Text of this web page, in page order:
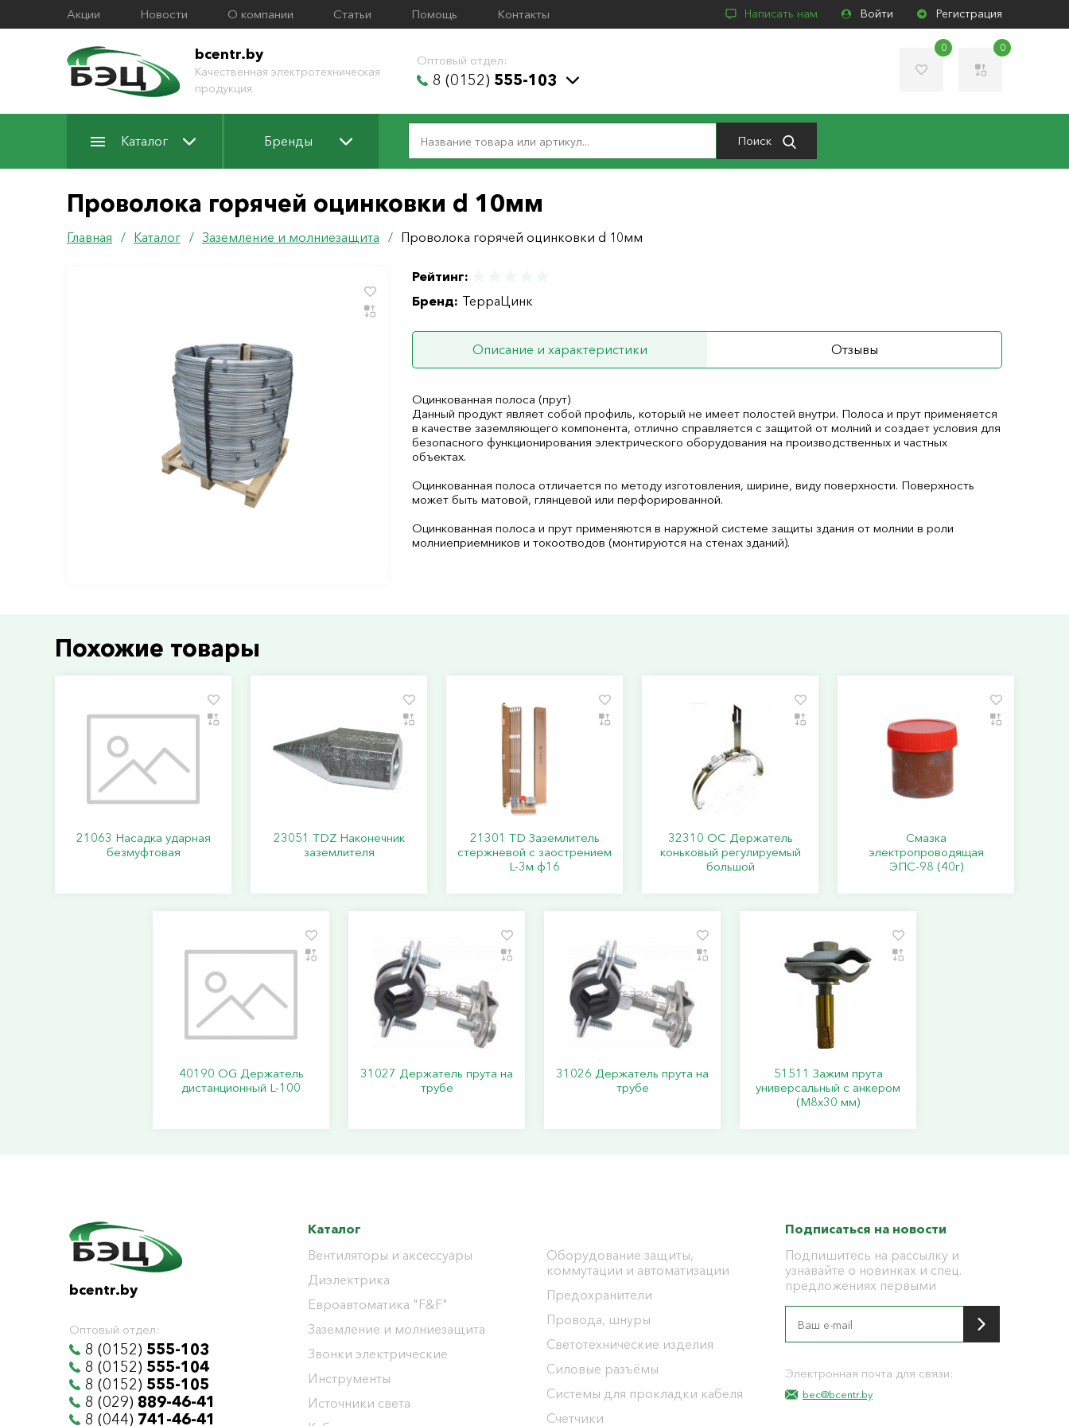
Акции Новости О компании Статьи Помощь Контакты Написать нам Войти Регистрация
bcentr.by
Качественная электротехническая
продукция
Оптовый отдел:
8 (0152) 555-103
0 0
Каталог Бренды Поиск
Проволока горячей оцинковки d 10мм
Главная / Каталог / Заземление и молниезащита / Проволока горячей оцинковки d 10мм
Рейтинг:
Бренд: ТерраЦинк
Описание и характеристики Отзывы
Оцинкованная полоса (прут)
Данный продукт являет собой профиль, который не имеет полостей внутри. Полоса и прут применяется
в качестве заземляющего компонента, отлично справляется с защитой от молний и создает условия для
безопасного функционирования электрического оборудования на производственных и частных
объектах.
Оцинкованная полоса отличается по методу изготовления, ширине, виду поверхности. Поверхность
может быть матовой, глянцевой или перфорированной.
Оцинкованная полоса и прут применяются в наружной системе защиты здания от молнии в роли
молниеприемников и токоотводов (монтируются на стенах зданий).
Похожие товары
21063 Насадка ударная
безмуфтовая
23051 TDZ Наконечник
заземлителя
21301 TD Заземлитель
стержневой c заострением
L-3м ф16
32310 ОС Держатель
коньковый регулируемый
большой
Смазка
электропроводящая
ЭПС-98 (40г)
40190 ОG Держатель
дистанционный L-100
31027 Держатель прута на
трубе
31026 Держатель прута на
трубе
51511 Зажим прута
универсальный с анкером
(M8x30 мм)
bcentr.by
Оптовый отдел:
8 (0152) 555-103
8 (0152) 555-104
8 (0152) 555-105
8 (029) 889-46-41
8 (044) 741-46-41
Каталог
Вентиляторы и аксессуары
Диэлектрика
Евроавтоматика "F&F"
Заземление и молниезащита
Звонки электрические
Инструменты
Источники света
Оборудование защиты,
коммутации и автоматизации
Предохранители
Провода, шнуры
Светотехнические изделия
Силовые разъёмы
Системы для прокладки кабеля
Счетчики
Подписаться на новости
Подпишитесь на рассылку и
узнавайте о новинках и спец.
предложениях первыми
Электронная почта для связи:
bec@bcentr.by